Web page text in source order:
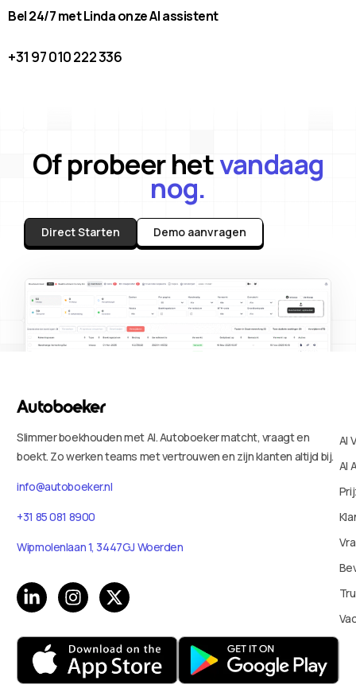
Bel 24/7 met Linda onze AI assistent
+31 97 010 222 336
Of probeer hetvandaag
nog.
Direct Starten Demo aanvragen
Slimmer boekhouden met AI. Autoboeker matcht, vraagt en
boekt. Zo werken teams met vertrouwen en zijn klanten altijd bij.
info@autoboeker.nl
+31 85 081 8900
Wipmolenlaan 1, 3447GJ Woerden
AI
AI